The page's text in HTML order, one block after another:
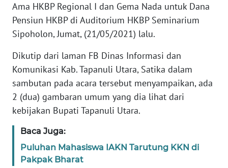
Ama HKBP Regional I dan Gema Nada untuk Dana
Pensiun HKBP di Auditorium HKBP Seminarium
Sipoholon, Jumat, (21/05/2021) lalu.
Dikutip dari laman FB Dinas Informasi dan
Komunikasi Kab. Tapanuli Utara, Satika dalam
sambutan pada acara tersebut menyampaikan, ada
2 (dua) gambaran umum yang dia lihat dari
kebijakan Bupati Tapanuli Utara.
Baca Juga:
Puluhan Mahasiswa IAKN Tarutung KKN di
Pakpak Bharat
WN
PAPUA
PAPUA
BARAT
RIAU
WN